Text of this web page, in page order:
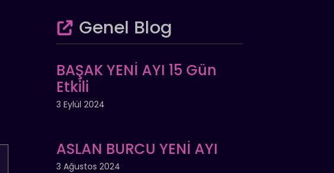
Genel Blog
BAŞAK YENİ AYI 15 Gün
Etkili
3 Eylül 2024
ASLAN BURCU YENİ AYI
3 Ağustos 2024